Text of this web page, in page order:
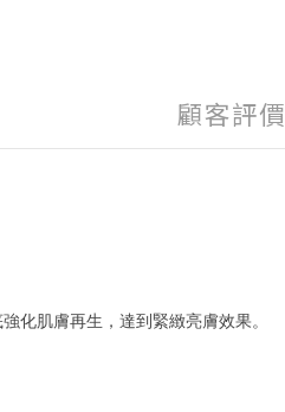
顧客評價
化肌膚再生，達到緊緻亮膚效果。